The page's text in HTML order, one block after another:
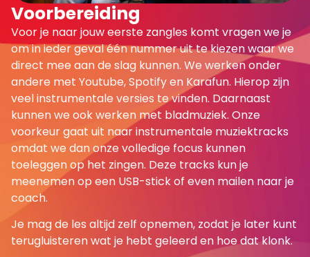
Voorbereiding
Voor je naar jouw eerste zangles komt vragen we je
om in ieder geval één nummer uit te kiezen waar we
direct mee aan de slag kunnen. We werken onder
andere met Youtube, Spotify en Karafun. Hierop zijn
veel instrumentale versies te vinden. Daarnaast
kunnen we ook werken met bladmuziek. Onze
voorkeur gaat uit naar instrumentale muziektracks
omdat we dan onze volledige focus kunnen
toeleggen op het zingen. Deze tracks kun je
meenemen op een USB-stick of even mailen naar je
coach.
Je mag de les altijd zelf opnemen, zodat je later kunt
terugluisteren wat je hebt geleerd en hoe dat klonk.